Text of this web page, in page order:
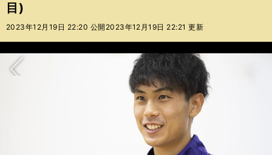
テ
ー
バ
目)
2023年12月19日 22:20 公開 2023年12月19日 22:21 更新